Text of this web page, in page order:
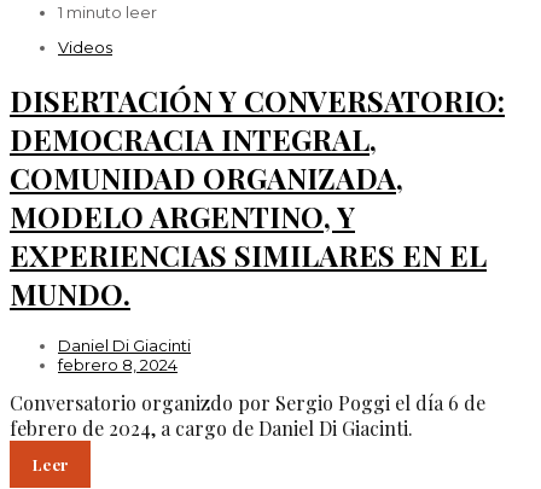
1 minuto leer
Videos
DISERTACIÓN Y CONVERSATORIO:
DEMOCRACIA INTEGRAL,
COMUNIDAD ORGANIZADA,
MODELO ARGENTINO, Y
EXPERIENCIAS SIMILARES EN EL
MUNDO.
Daniel Di Giacinti
febrero 8, 2024
Conversatorio organizdo por Sergio Poggi el día 6 de
febrero de 2024, a cargo de Daniel Di Giacinti.
Leer